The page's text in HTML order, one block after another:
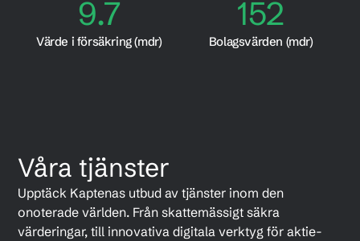
9.7
Värde i försäkring (mdr)
152
Bolagsvärden (mdr)
Våra tjänster
Upptäck Kaptenas utbud av tjänster inom den
onoterade världen. Från skattemässigt säkra
värderingar, till innovativa digitala verktyg för aktie-